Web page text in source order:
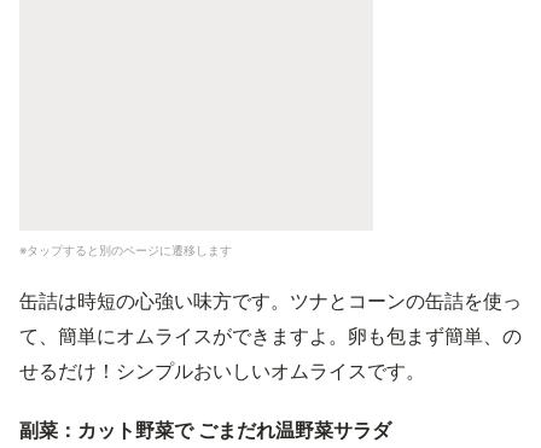
※タップすると別のページに遷移します
缶詰は時短の心強い味方です。ツナとコーンの缶詰を使っ
て、簡単にオムライスができますよ。卵も包まず簡単、の
せるだけ！シンプルおいしいオムライスです。
副菜：カット野菜で ごまだれ温野菜サラダ